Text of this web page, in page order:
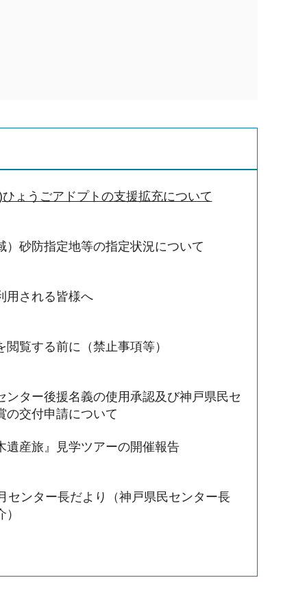
ょうごアドプトの支援拡充について
）砂防指定地等の指定状況について
用される皆様へ
閲覧する前に（禁止事項等）
ンター後援名義の使用承認及び神戸県民セ
の交付申請について
遺産旅』見学ツアーの開催報告
センター長だより（神戸県民センター長